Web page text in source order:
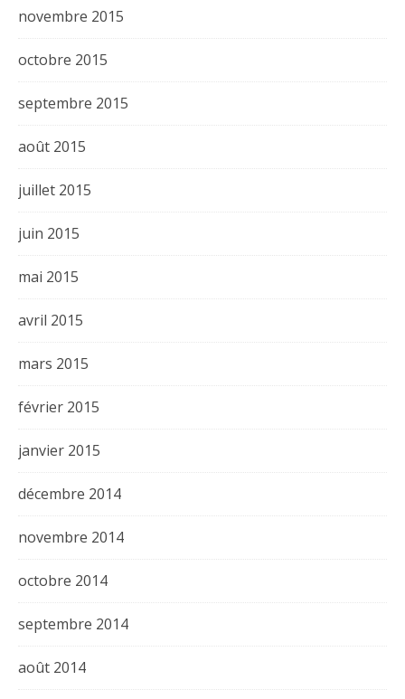
novembre 2015
octobre 2015
septembre 2015
août 2015
juillet 2015
juin 2015
mai 2015
avril 2015
mars 2015
février 2015
janvier 2015
décembre 2014
novembre 2014
octobre 2014
septembre 2014
août 2014